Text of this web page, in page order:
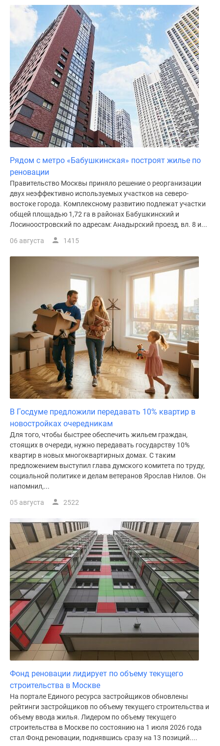
Макс
Рядом с метро «Бабушкинская» построят жилье по
реновации
Правительство Москвы приняло решение о реорганизации
двух неэффективно используемых участков на северо-
востоке города. Комплексному развитию подлежат участки
общей площадью 1,72 га в районах Бабушкинский и
Лосиноостровский по адресам: Анадырский проезд, вл. 8 и...
06 августа 1415
В Госдуме предложили передавать 10% квартир в
новостройках очередникам
Для того, чтобы быстрее обеспечить жильем граждан,
стоящих в очереди, нужно передавать государству 10%
квартир в новых многоквартирных домах. С таким
предложением выступил глава думского комитета по труду,
социальной политике и делам ветеранов Ярослав Нилов. Он
напомнил,...
05 августа 2522
Фонд реновации лидирует по объему текущего
строительства в Москве
На портале Единого ресурса застройщиков обновлены
рейтинги застройщиков по объему текущего строительства и
объему ввода жилья. Лидером по объему текущего
строительства в Москве по состоянию на 1 июля 2026 года
стал Фонд реновации, поднявшись сразу на 13 позиций....